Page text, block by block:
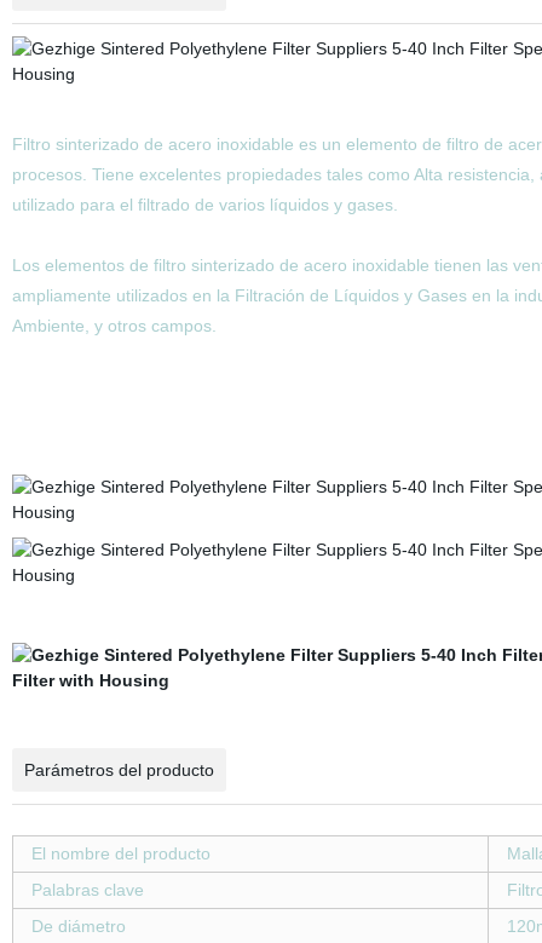
Filtro sinterizado de acero inoxidable es un elemento de filtro de
procesos. Tiene excelentes propiedades tales como Alta
utilizado para el filtrado de varios líquidos y gases.
Los elementos de filtro sinterizado de acero inoxidable tienen las
ampliamente utilizados en la Filtración de Líquidos y Gases en la
Ambiente, y otros campos.
Parámetros del producto
El nombre del producto
Palabras clave
De diámetro